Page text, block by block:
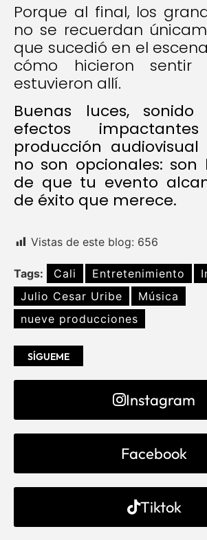
Porque al final, los
no se recuerdan
que sucedió en el
cómo hicieron sentir
estuvieron allí.
Buenas luces, sonido
efectos
producción audiovisual
no son opcionales:
de que tu evento
de éxito que merece.
Vistas de este blog: 656
Tags: Cali Entretenimiento
Julio Cesar Uribe
Música
nueve producciones
SÍGUEME
Instagram
Facebook
Tiktok